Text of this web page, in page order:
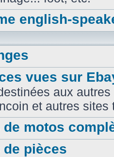
english-
vues sur
aux
et autres sites
de motos
de pièces